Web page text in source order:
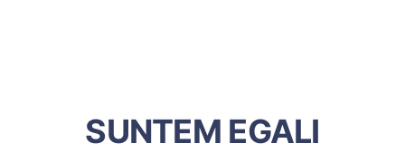
SUNTEM EGALI